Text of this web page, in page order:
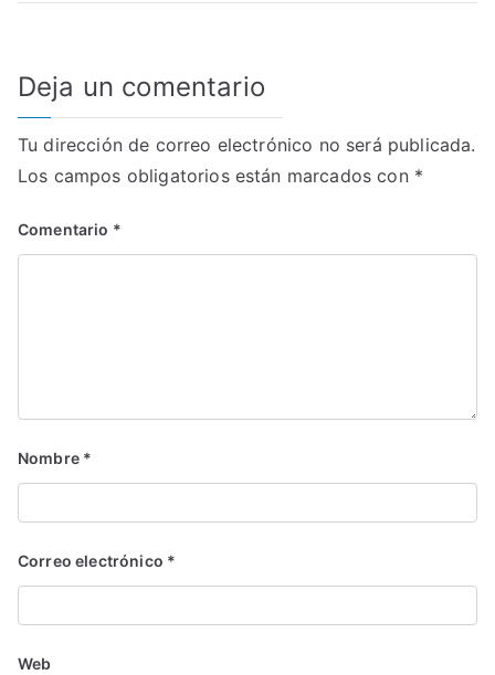
Deja un comentario
Tu dirección de correo electrónico no será publicada.
Los campos obligatorios están marcados con *
Comentario *
Nombre *
Correo electrónico *
Web